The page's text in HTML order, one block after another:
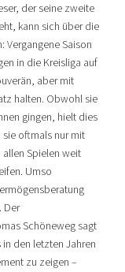
der seine zweite
kann sich über die
Vergangene Saison
in die Kreisliga auf
aber mit
halten. Obwohl sie
gingen, hielt dies
sie oftmals nur mit
Spielen weit
Umso
Der
Schöneweg sagt
den letzten Jahren
zu zeigen –